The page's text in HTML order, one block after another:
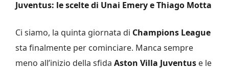
Juventus: le scelte di Unai Emery e Thiago Motta
Ci siamo, la quinta giornata di Champions League
sta finalmente per cominciare. Manca sempre
meno all’inizio della sfida Aston Villa Juventus e le